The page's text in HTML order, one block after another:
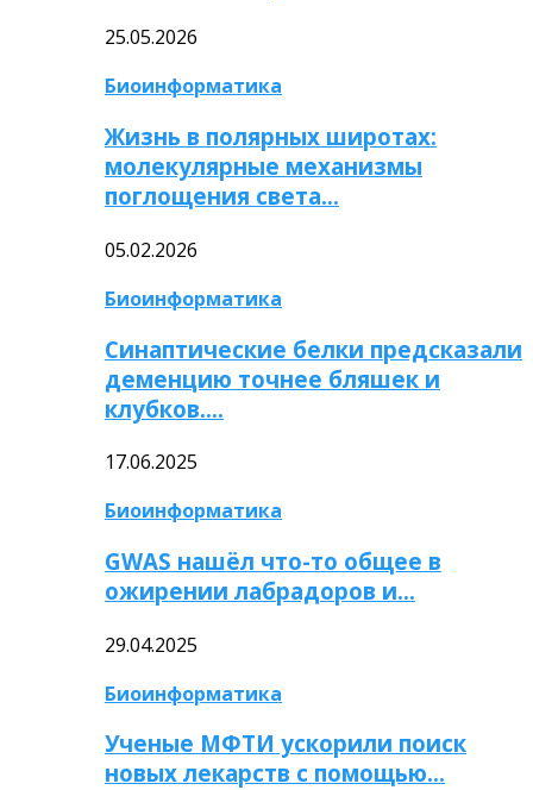
25.05.2026
Биоинформатика
Жизнь в полярных широтах:
молекулярные механизмы
поглощения света…
05.02.2026
Биоинформатика
Синаптические белки предсказали
деменцию точнее бляшек и
клубков….
17.06.2025
Биоинформатика
GWAS нашёл что-то общее в
ожирении лабрадоров и…
29.04.2025
Биоинформатика
Ученые МФТИ ускорили поиск
новых лекарств с помощью…